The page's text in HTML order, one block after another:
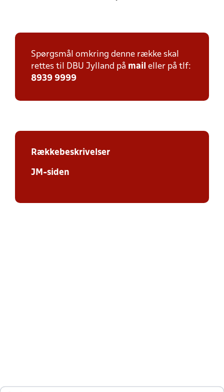
Spørgsmål omkring denne række skal
rettes til DBU Jylland på mail eller på tlf:
8939 9999
Rækkebeskrivelser
JM-siden